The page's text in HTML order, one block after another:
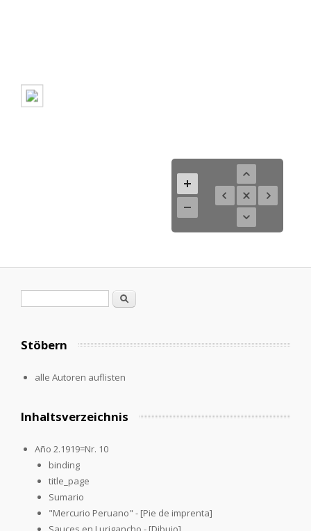
Search
Stöbern
alle Autoren auflisten
Inhaltsverzeichnis
Año 2.1919=Nr. 10
binding
title_page
Sumario
"Mercurio Peruano" - [Pie de imprenta]